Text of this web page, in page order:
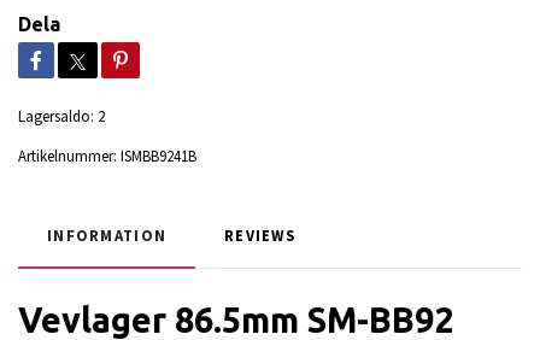
Dela
Lagersaldo: 2
Artikelnummer: ISMBB9241B
INFORMATION REVIEWS
Vevlager 86.5mm SM-BB92